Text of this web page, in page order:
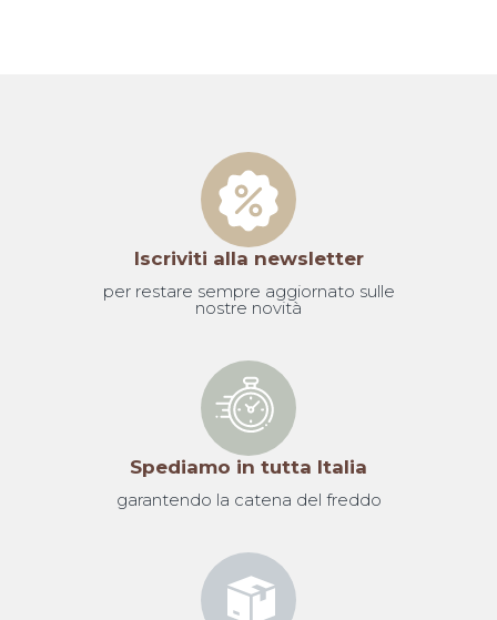
Iscriviti alla newsletter
per restare sempre aggiornato sulle
nostre novità
Spediamo in tutta Italia
garantendo la catena del freddo